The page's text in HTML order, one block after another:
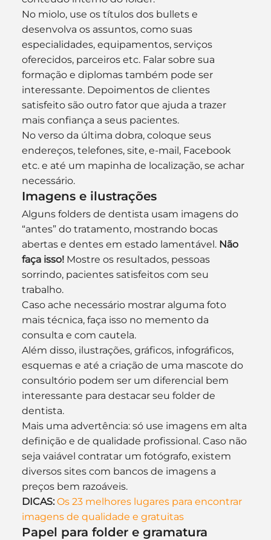
No miolo, use os títulos dos bullets e
desenvolva os assuntos, como suas
especialidades, equipamentos, serviços
oferecidos, parceiros etc. Falar sobre sua
formação e diplomas também pode ser
interessante. Depoimentos de clientes
satisfeito são outro fator que ajuda a trazer
mais confiança a seus pacientes.
No verso da última dobra, coloque seus
endereços, telefones, site, e-mail, Facebook
etc. e até um mapinha de localização, se achar
necessário.
Imagens e ilustrações
Alguns folders de dentista usam imagens do
“antes” do tratamento, mostrando bocas
abertas e dentes em estado lamentável. Não
faça isso! Mostre os resultados, pessoas
sorrindo, pacientes satisfeitos com seu
trabalho.
Caso ache necessário mostrar alguma foto
mais técnica, faça isso no memento da
consulta e com cautela.
Além disso, ilustrações, gráficos, infográficos,
esquemas e até a criação de uma mascote do
consultório podem ser um diferencial bem
interessante para destacar seu folder de
dentista.
Mais uma advertência: só use imagens em alta
definição e de qualidade profissional. Caso não
seja vaiável contratar um fotógrafo, existem
diversos sites com bancos de imagens a
preços bem razoáveis.
DICAS: Os 23 melhores lugares para encontrar
imagens de qualidade e gratuitas
Papel para folder e gramatura